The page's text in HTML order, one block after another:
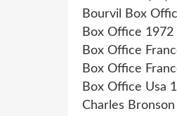
Bourvil Box
Box Office 1972
Box Office
Box Office
Box Office Usa
Charles Bronson